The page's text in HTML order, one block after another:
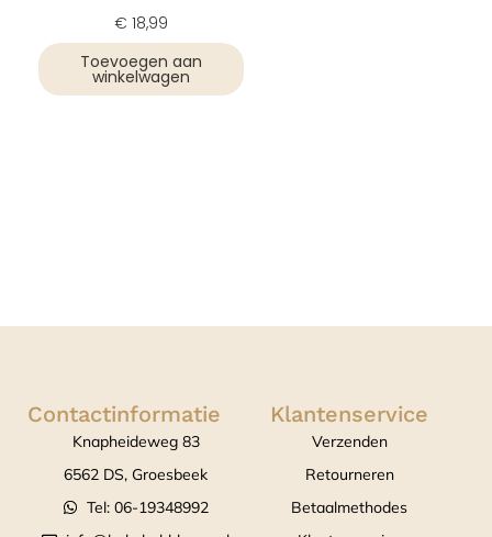
€ 18,99
Toevoegen aan
winkelwagen
Contactinformatie
Knapheideweg 83
6562 DS, Groesbeek
Tel: 06-19348992
Klantenservice
Verzenden
Retourneren
Betaalmethodes